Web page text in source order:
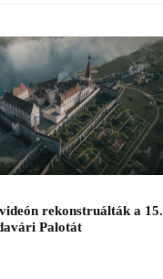
rekonstruálták a 15.
Palotát